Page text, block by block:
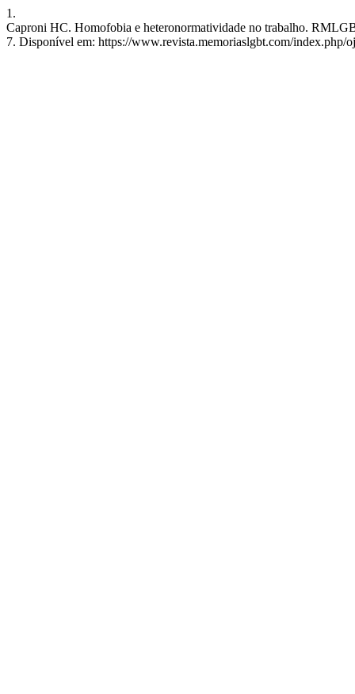
1.
Caproni HC. Homofobia e heteronormatividade no trabalho.
7. Disponível em: https://www.revista.memoriaslgbt.com/index.php/